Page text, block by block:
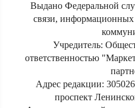
Выдано Федеральной
связи,
Учредитель:
ответственностью
Адрес редакции:
проспект